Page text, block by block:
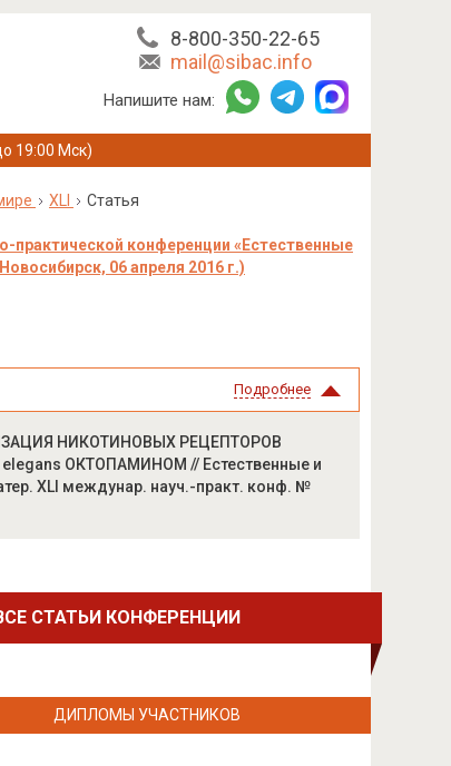
8-800-350-22-65
mail@sibac.info
Напишите нам:
19:00 Мск)
XLI Статья
практической конференции «Естественные
06 апреля 2016 г.)
Подробнее
НИКОТИНОВЫХ РЕЦЕПТОРОВ
ОКТОПАМИНОМ // Естественные и
XLI междунар. науч.-практ. конф. №
СТАТЬИ КОНФЕРЕНЦИИ
ДИПЛОМЫ УЧАСТНИКОВ